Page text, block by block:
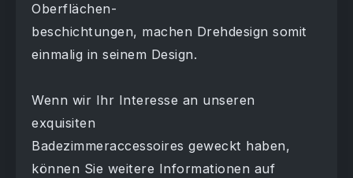
Oberflächen-
beschichtungen, machen Drehdesign somit
einmalig in seinem Design.
Wenn wir Ihr Interesse an unseren
exquisiten
Badezimmeraccessoires geweckt haben,
können Sie weitere Informationen auf